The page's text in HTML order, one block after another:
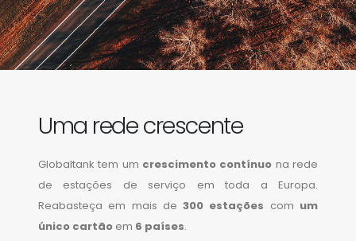
Uma rede crescente
Globaltank tem um crescimento contínuo na rede
de estações de serviço em toda a Europa.
Reabasteça em mais de300 estações com um
único cartão em 6 países.